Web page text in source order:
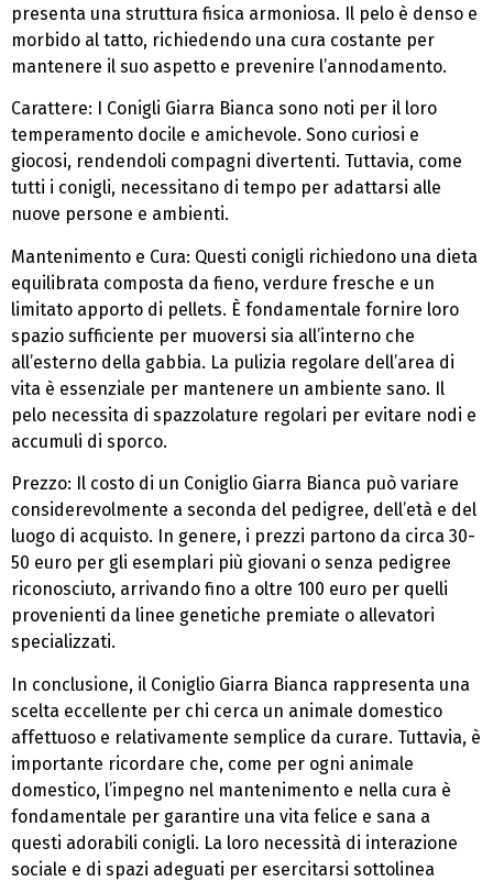
presenta una struttura fisica armoniosa. Il pelo è denso e
morbido al tatto, richiedendo una cura costante per
mantenere il suo aspetto e prevenire l’annodamento.
Carattere: I Conigli Giarra Bianca sono noti per il loro
temperamento docile e amichevole. Sono curiosi e
giocosi, rendendoli compagni divertenti. Tuttavia, come
tutti i conigli, necessitano di tempo per adattarsi alle
nuove persone e ambienti.
Mantenimento e Cura: Questi conigli richiedono una dieta
equilibrata composta da fieno, verdure fresche e un
limitato apporto di pellets. È fondamentale fornire loro
spazio sufficiente per muoversi sia all’interno che
all’esterno della gabbia. La pulizia regolare dell’area di
vita è essenziale per mantenere un ambiente sano. Il
pelo necessita di spazzolature regolari per evitare nodi e
accumuli di sporco.
Prezzo: Il costo di un Coniglio Giarra Bianca può variare
considerevolmente a seconda del pedigree, dell’età e del
luogo di acquisto. In genere, i prezzi partono da circa 30-
50 euro per gli esemplari più giovani o senza pedigree
riconosciuto, arrivando fino a oltre 100 euro per quelli
provenienti da linee genetiche premiate o allevatori
specializzati.
In conclusione, il Coniglio Giarra Bianca rappresenta una
scelta eccellente per chi cerca un animale domestico
affettuoso e relativamente semplice da curare. Tuttavia, è
importante ricordare che, come per ogni animale
domestico, l’impegno nel mantenimento e nella cura è
fondamentale per garantire una vita felice e sana a
questi adorabili conigli. La loro necessità di interazione
sociale e di spazi adeguati per esercitarsi sottolinea